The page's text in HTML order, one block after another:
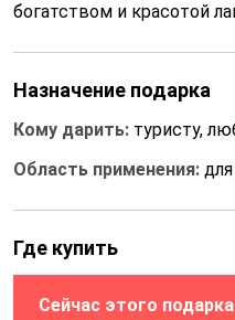
богатством и красотой
Назначение подарка
Кому дарить: туристу,
Область применения:
Где купить
Сейчас этого